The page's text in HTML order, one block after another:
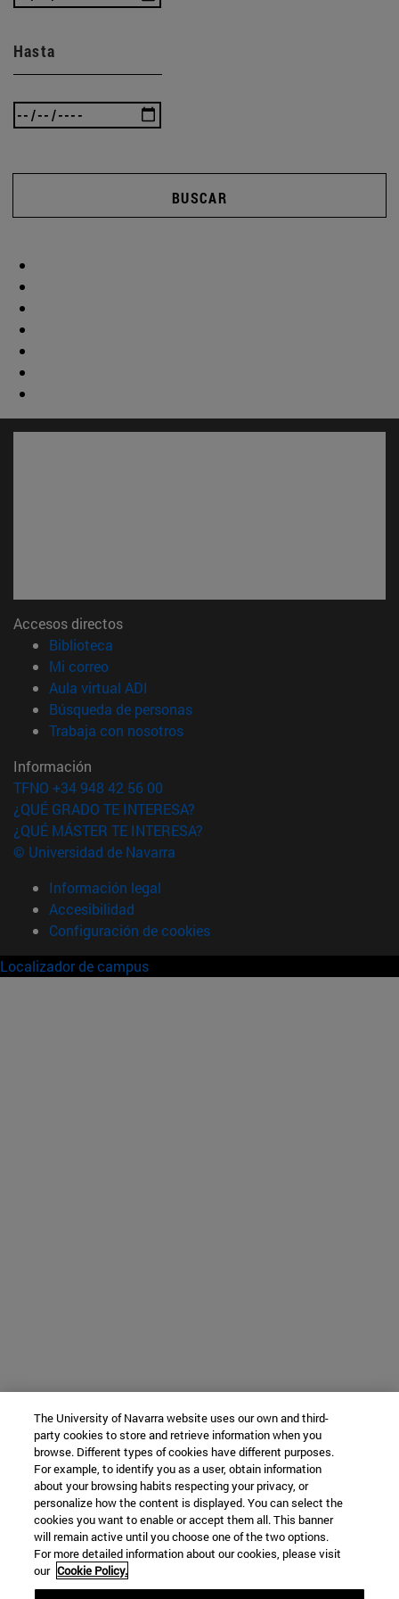
Hasta
BUSCAR
Accesos directos
Biblioteca
Mi correo(abre en nueva ventana)
Aula virtual ADI
Búsqueda de personas(abre en nueva ventana)
Trabaja con nosotros(abre en nueva ventana)
Información
TFNO +34 948 42 56 00
¿QUÉ GRADO TE INTERESA?
¿QUÉ MÁSTER TE INTERESA?
© Universidad de Navarra
Información legal
Accesibilidad
Configuración de cookies
Localizador de campus
The University of Navarra website uses our own and third-
party cookies to store and retrieve information when you
browse. Different types of cookies have different purposes.
For example, to identify you as a user, obtain information
about your browsing habits respecting your privacy, or
personalize how the content is displayed. You can select the
cookies you want to enable or accept them all. This banner
will remain active until you choose one of the two options.
For more detailed information about our cookies, please visit
our Cookie Policy.